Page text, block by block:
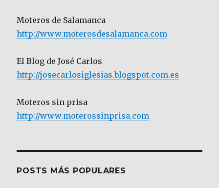
Moteros de Salamanca
http://www.moterosdesalamanca.com
El Blog de José Carlos
http://josecarlosiglesias.blogspot.com.es
Moteros sin prisa
http://www.moterossinprisa.com
POSTS MÁS POPULARES